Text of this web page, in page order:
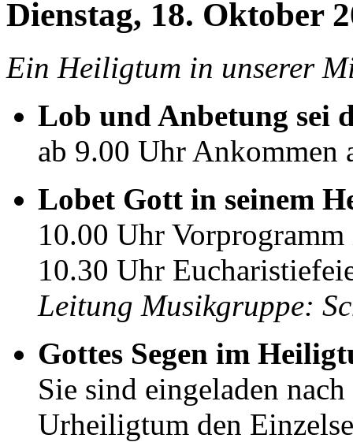
Dienstag, 18. Oktober
Ein Heiligtum in unserer
Lob und Anbetung sei
ab 9.00 Uhr Ankommen
Lobet Gott in seinem
10.00 Uhr
10.30 Uhr
Leitung Musikgruppe:
Gottes Segen im
Sie sind eingeladen
Urheiligtum den